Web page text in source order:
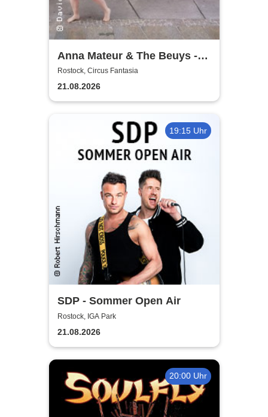
Anna Mateur & The Beuys -
Kaoshüter
Rostock, Circus Fantasia
21.08.2026
19:15 Uhr
SDP - Sommer Open Air
Rostock, IGA Park
21.08.2026
20:00 Uhr